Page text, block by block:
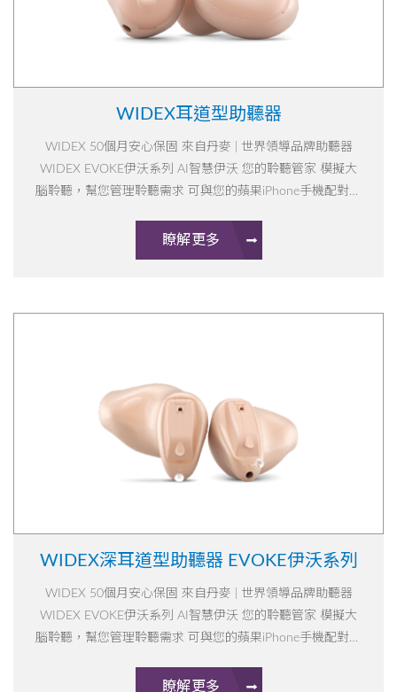
WIDEX耳道型助聽器
WIDEX 50個月安心保固 來自丹麥 | 世界領導品牌助聽器
WIDEX EVOKE伊沃系列 AI智慧伊沃 您的聆聽管家 模擬大
腦聆聽，幫您管理聆聽需求 可與您的蘋果iPhone手機配對，
瞭解更多
WIDEX深耳道型助聽器 EVOKE伊沃系列
WIDEX 50個月安心保固 來自丹麥 | 世界領導品牌助聽器
WIDEX EVOKE伊沃系列 AI智慧伊沃 您的聆聽管家 模擬大
腦聆聽，幫您管理聆聽需求 可與您的蘋果iPhone手機配對，
瞭解更多